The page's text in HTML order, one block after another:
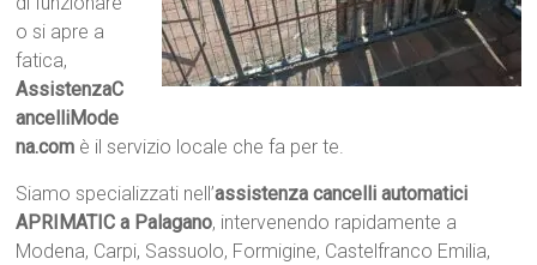
o si apre a
fatica,
AssistenzaC
ancelliMode
na.com è il servizio locale che fa per te.
Siamo specializzati nell’assistenza cancelli automatici
APRIMATIC a Palagano, intervenendo rapidamente a
Modena, Carpi, Sassuolo, Formigine, Castelfranco Emilia,